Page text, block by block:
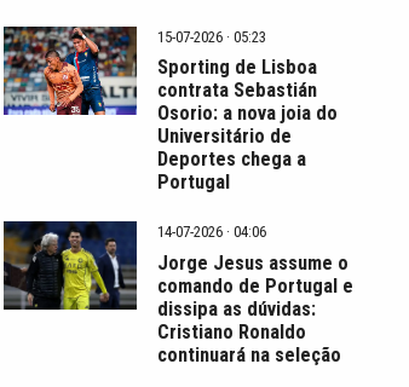
15-07-2026 · 05:23
Sporting de Lisboa
contrata Sebastián
Osorio: a nova joia do
Universitário de
Deportes chega a
Portugal
14-07-2026 · 04:06
Jorge Jesus assume o
comando de Portugal e
dissipa as dúvidas:
Cristiano Ronaldo
continuará na seleção